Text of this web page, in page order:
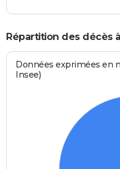
Répartition des décès
Données exprimées en
Insee)